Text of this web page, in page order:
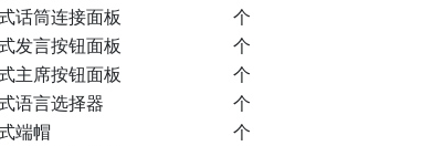
话筒连接面板
个
发言按钮面板
个
主席按钮面板
个
语言选择器
个
端帽
个